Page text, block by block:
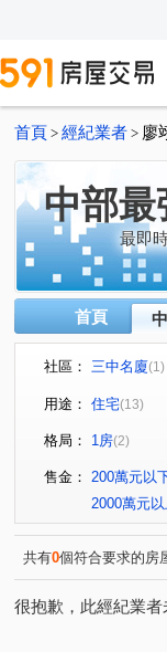
首頁 > 經紀業者 > 廖
中部最
最即
首頁
社區： 三中名廈(1)
文心1
博館路
河南東二街
環中路三段
用途： 住宅(13)
格局： 1房(2)
售金： 200萬元以
2000萬元
共有0個符合要求的房
很抱歉，此經紀業者